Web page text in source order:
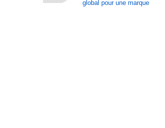
global pour une marque